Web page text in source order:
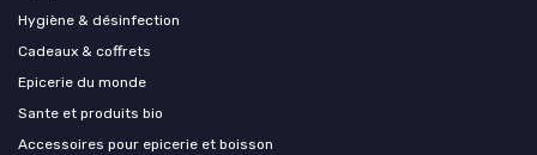
Hygiène & désinfection
Cadeaux & coffrets
Epicerie du monde
Sante et produits bio
Accessoires pour epicerie et boisson